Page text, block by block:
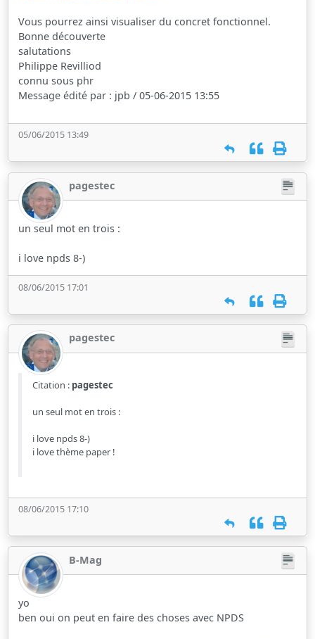
Vous pourrez ainsi visualiser du concret fonctionnel.
Bonne découverte
salutations
Philippe Revilliod
connu sous phr
Message édité par : jpb / 05-06-2015 13:55
05/06/2015 13:49
pagestec
un seul mot en trois :
i love npds 8-)
08/06/2015 17:01
pagestec
Citation : pagestec
un seul mot en trois :
i love npds 8-)
i love thème paper !
08/06/2015 17:10
B-Mag
yo
ben oui on peut en faire des choses avec NPDS